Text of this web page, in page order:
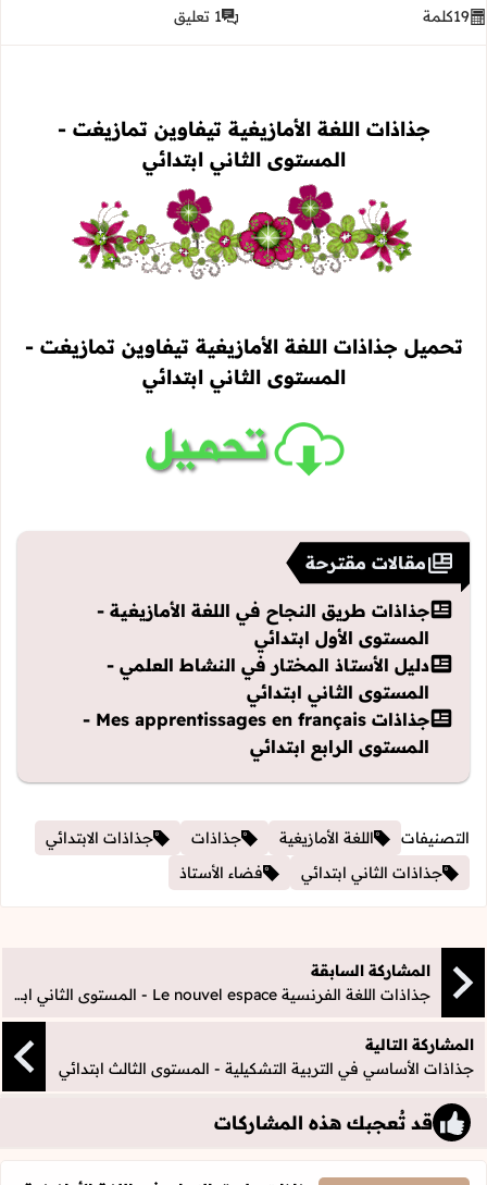
19كلمة 1 تعليق
جذاذات اللغة الأمازيغية تيفاوين تمازيغت -
المستوى الثاني ابتدائي
تحميل جذاذات اللغة الأمازيغية تيفاوين تمازيغت -
المستوى الثاني ابتدائي
مقالات مقترحة
جذاذات طريق النجاح في اللغة الأمازيغية -
المستوى الأول ابتدائي
دليل الأستاذ المختار في النشاط العلمي -
المستوى الثاني ابتدائي
جذاذات Mes apprentissages en français -
المستوى الرابع ابتدائي
التصنيفات اللغة الأمازيغية جذاذات
جذاذات الابتدائي
جذاذات الثاني ابتدائي
فضاء الأستاذ
المشاركة السابقة
جذاذات اللغة الفرنسية Le nouvel espace - المستوى الثاني ابتدائي
المشاركة التالية
جذاذات الأساسي في التربية التشكيلية - المستوى الثالث ابتدائي
قد تُعجبك هذه المشاركات